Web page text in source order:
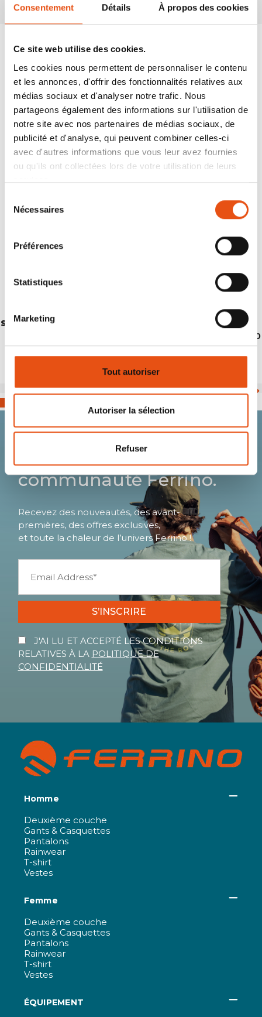
Consentement Détails À propos des cookies
Ce site web utilise des cookies.
Les cookies nous permettent de personnaliser le contenu
et les annonces, d'offrir des fonctionnalités relatives aux
médias sociaux et d'analyser notre trafic. Nous
partageons également des informations sur l'utilisation de
notre site avec nos partenaires de médias sociaux, de
publicité et d'analyse, qui peuvent combiner celles-ci
avec d'autres informations que vous leur avez fournies
ou qu'ils ont collectées lors de votre utilisation de leurs
services.
Nécessaires
Préférences
Statistiques
Marketing
Tout autoriser
Autoriser la sélection
Refuser
STICK KAILASH
€114,90
Rejoignez la
communauté Ferrino.
Recevez des nouveautés, des avant-
premières, des offres exclusives,
et toute la chaleur de l’univers Ferrino !
S’INSCRIRE
J'AI LU ET ACCEPTÉ LES CONDITIONS
RELATIVES À LA POLITIQUE DE
CONFIDENTIALITÉ
Homme
Deuxième couche
Gants & Casquettes
Pantalons
Rainwear
T-shirt
Vestes
Femme
Deuxième couche
Gants & Casquettes
Pantalons
Rainwear
T-shirt
Vestes
ÉQUIPEMENT